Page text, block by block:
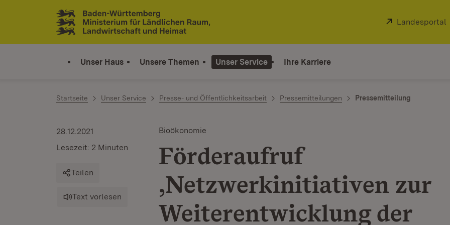
Zum Inhalt springen
Link zur Startseite
Extern:
Landesportal
Unser Haus Unsere Themen Unser Service Ihre Karriere
Startseite Unser Service Presse- und Öffentlichkeitsarbeit Pressemitteilungen Pressemitteilung
Bioökonomie
Förderaufruf
‚Netzwerkinitiativen zur
Weiterentwicklung der
28.12.2021
Lesezeit: 2 Minuten
Teilen
Text vorlesen